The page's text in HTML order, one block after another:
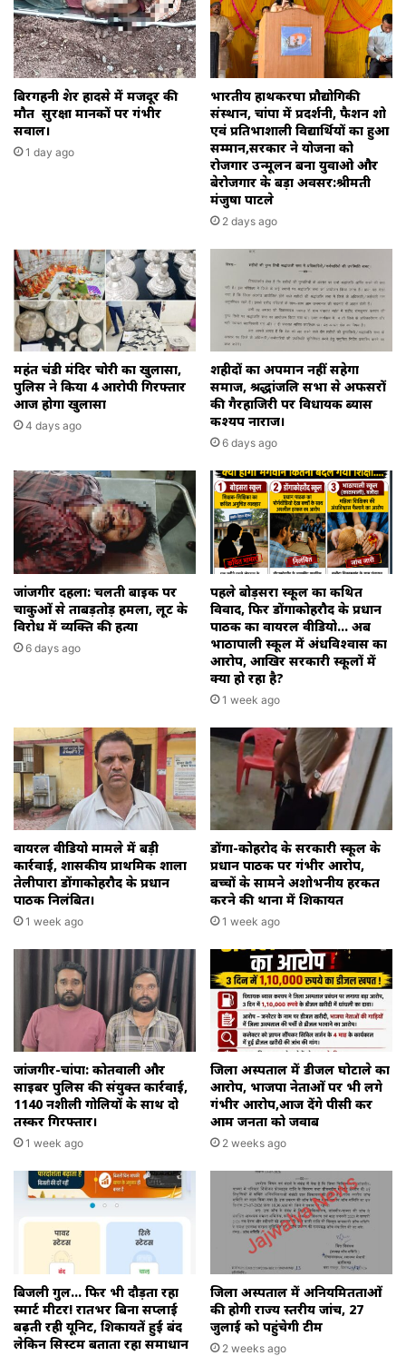
बिरगहनी क्रेशर हादसे में मजदूर की
मौत सुरक्षा मानकों पर गंभीर
सवाल।
1 day ago
भारतीय हाथकरघा प्रौद्योगिकी
संस्थान, चांपा में प्रदर्शनी, फैशन शो
एवं प्रतिभाशाली विद्यार्थियों का हुआ
सम्मान,सरकार ने योजना को
रोजगार उन्मूलन बना युवाओ और
बेरोजगार के बड़ा अवसर:श्रीमती
मंजुषा पाटले
2 days ago
महंत चंडी मंदिर चोरी का खुलासा,
पुलिस ने किया 4 आरोपी गिरफ्तार
आज होगा खुलासा
4 days ago
शहीदों का अपमान नहीं सहेगा
समाज, श्रद्धांजलि सभा से अफसरों
की गैरहाजिरी पर विधायक ब्यास
कश्यप नाराज।
6 days ago
जांजगीर दहला: चलती बाइक पर
चाकुओं से ताबड़तोड़ हमला, लूट के
विरोध में व्यक्ति की हत्या
6 days ago
पहले बोड़सरा स्कूल का कथित
विवाद, फिर डोंगाकोहरौद के प्रधान
पाठक का वायरल वीडियो… अब
भाठापाली स्कूल में अंधविश्वास का
आरोप, आखिर सरकारी स्कूलों में
क्या हो रहा है?
1 week ago
वायरल वीडियो मामले में बड़ी
कार्रवाई, शासकीय प्राथमिक शाला
तेलीपारा डोंगाकोहरौद के प्रधान
पाठक निलंबित।
1 week ago
डोंगा-कोहरोद के सरकारी स्कूल के
प्रधान पाठक पर गंभीर आरोप,
बच्चों के सामने अशोभनीय हरकत
करने की थाना में शिकायत
1 week ago
जांजगीर-चांपा: कोतवाली और
साइबर पुलिस की संयुक्त कार्रवाई,
1140 नशीली गोलियों के साथ दो
तस्कर गिरफ्तार।
1 week ago
जिला अस्पताल में डीजल घोटाले का
आरोप, भाजपा नेताओं पर भी लगे
गंभीर आरोप,आज देंगे पीसी कर
आम जनता को जवाब
2 weeks ago
बिजली गुल… फिर भी दौड़ता रहा
स्मार्ट मीटर! रातभर बिना सप्लाई
बढ़ती रही यूनिट, शिकायतें हुईं बंद
लेकिन सिस्टम बताता रहा समाधान
जिला अस्पताल में अनियमितताओं
की होगी राज्य स्तरीय जांच, 27
जुलाई को पहुंचेगी टीम
2 weeks ago